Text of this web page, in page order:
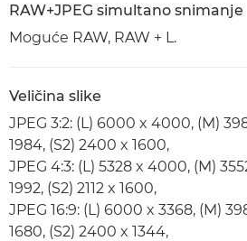
RAW+JPEG simultano snimanje
Moguće RAW, RAW + L.
Veličina slike
JPEG 3:2: (L) 6000 x 4000, (M)
1984, (S2) 2400 x 1600,
JPEG 4:3: (L) 5328 x 4000, (M)
1992, (S2) 2112 x 1600,
JPEG 16:9: (L) 6000 x 3368, (M)
1680, (S2) 2400 x 1344,